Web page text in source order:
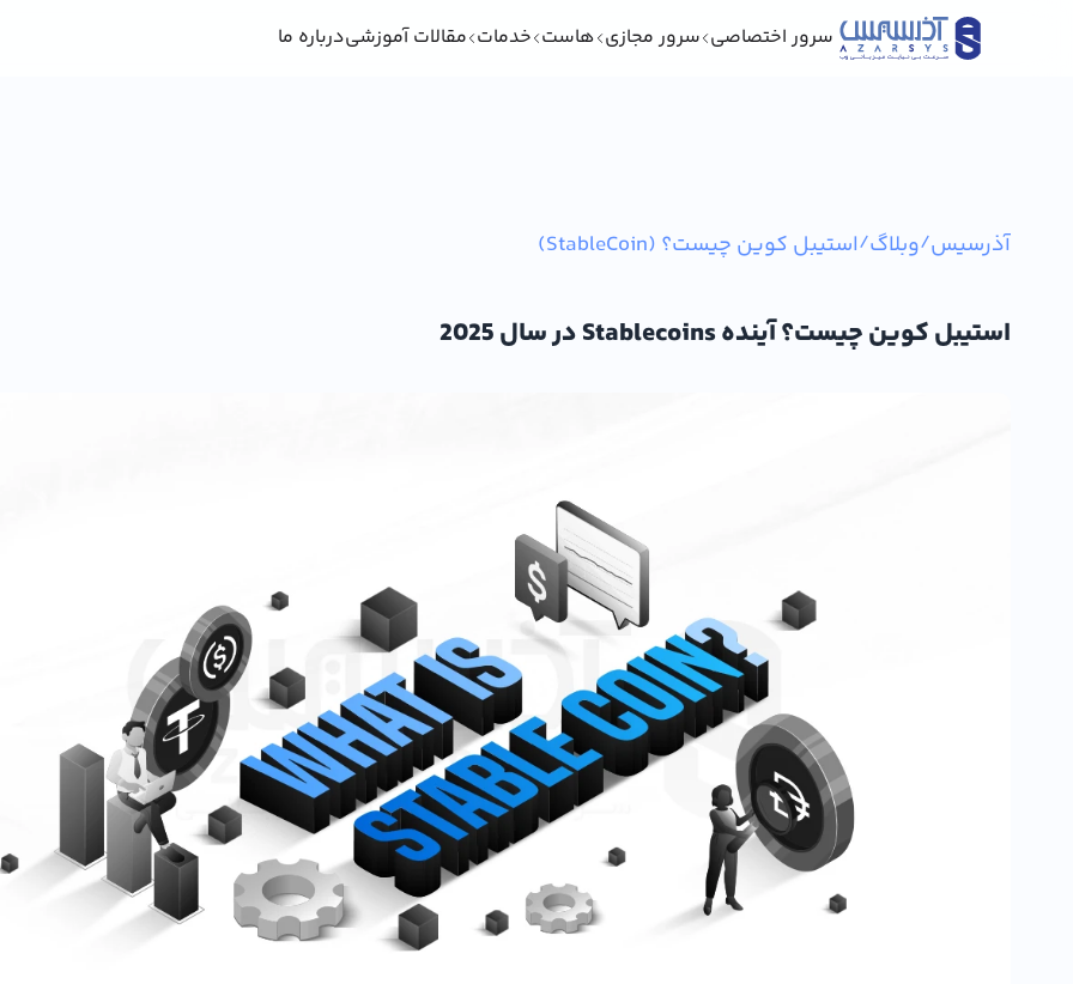
سرور اختصاصی سرور مجازی هاست خدمات مقالات آموزشیدرباره ما
آذرسیس/وبلاگ/استیبل کوین چیست؟ (StableCoin)
استیبل کوین چیست؟ آینده Stablecoins در سال 2025